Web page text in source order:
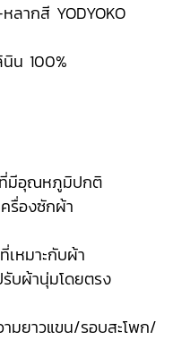
ากสี YODYOKO
น 100%
ที่มีอุณหภูมิปกติ
รื่องซักผ้า
หมาะกับผ้า
รับผ้านุ่มโดยตรง
มยาวแขน/รอบสะโพก/